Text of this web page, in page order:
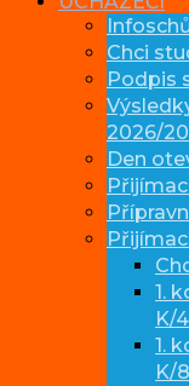
Chci
Podpis
2026/
Den
1.
K/
1.
K/